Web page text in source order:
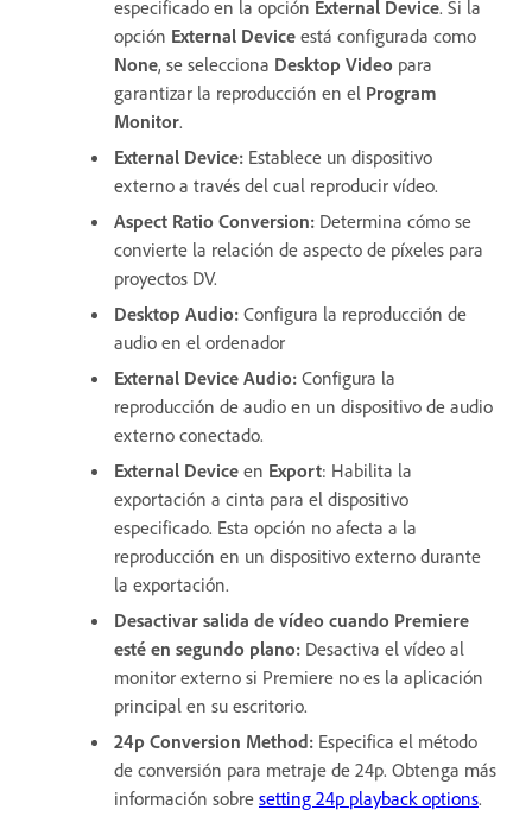
especificado en la opción External Device. Si la
opción External Device está configurada como
None, se selecciona Desktop Video para
garantizar la reproducción en el Program
Monitor.
External Device: Establece un dispositivo
externo a través del cual reproducir vídeo.
Aspect Ratio Conversion: Determina cómo se
convierte la relación de aspecto de píxeles para
proyectos DV.
Desktop Audio: Configura la reproducción de
audio en el ordenador
External Device Audio: Configura la
reproducción de audio en un dispositivo de audio
externo conectado.
External Device en Export: Habilita la
exportación a cinta para el dispositivo
especificado. Esta opción no afecta a la
reproducción en un dispositivo externo durante
la exportación.
Desactivar salida de vídeo cuando Premiere
esté en segundo plano: Desactiva el vídeo al
monitor externo si Premiere no es la aplicación
principal en su escritorio.
24p Conversion Method: Especifica el método
de conversión para metraje de 24p. Obtenga más
información sobre setting 24p playback options.